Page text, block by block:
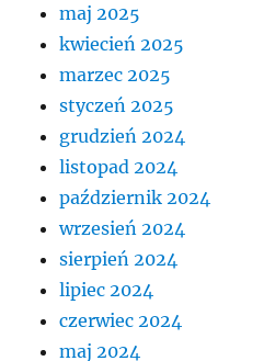
maj 2025
kwiecień 2025
marzec 2025
styczeń 2025
grudzień 2024
listopad 2024
październik 2024
wrzesień 2024
sierpień 2024
lipiec 2024
czerwiec 2024
maj 2024